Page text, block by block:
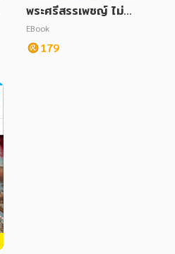
พระศรีสรรเพชญ์ ไม่ถูก
ไฟเผาลอกทอง ตอนกรุ
งแตก
EBook
179